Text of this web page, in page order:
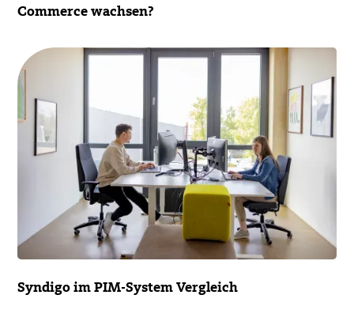
Commerce wachsen?
Syndigo im PIM-System Vergleich